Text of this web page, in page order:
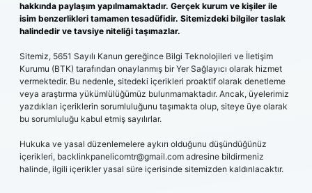
hakkında paylaşım yapılmamaktadır. Gerçek kurum ve kişiler ile
isim benzerlikleri tamamen tesadüfidir. Sitemizdeki bilgiler taslak
halindedir ve tavsiye niteliği taşımazlar.
Sitemiz, 5651 Sayılı Kanun gereğince Bilgi Teknolojileri ve İletişim
Kurumu (BTK) tarafından onaylanmış bir Yer Sağlayıcı olarak hizmet
vermektedir. Bu nedenle, sitedeki içerikleri proaktif olarak denetleme
veya araştırma yükümlülüğümüz bulunmamaktadır. Ancak, üyelerimiz
yazdıkları içeriklerin sorumluluğunu taşımakta olup, siteye üye olarak
bu sorumluluğu kabul etmiş sayılırlar.
Hukuka ve yasal düzenlemelere aykırı olduğunu düşündüğünüz
içerikleri, backlinkpanelicomtr@gmail.com adresine bildirmeniz
halinde, ilgili içerikler yasal süre içerisinde sitemizden kaldırılacaktır.